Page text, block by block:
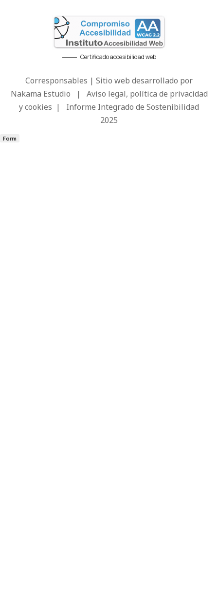
Certificado accesibilidad web
Corresponsables | Sitio web desarrollado por
Nakama Estudio | Aviso legal, política de privacidad
y cookies | Informe Integrado de Sostenibilidad
2025
Form